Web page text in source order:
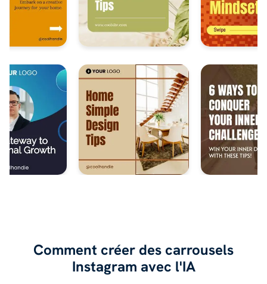
Comment créer des carrousels
Instagram avec l'IA